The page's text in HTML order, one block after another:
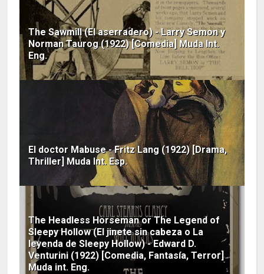
The Sawmill (El aserradero) - Larry Semon y
Norman Taurog (1922) [Comedia] Muda Int.
Eng.
El doctor Mabuse - Fritz Lang (1922) [Drama,
Thriller] Muda Int. Esp.
The Headless Horseman or The Legend of
Sleepy Hollow (El jinete sin cabeza o La
leyenda de Sleepy Hollow) - Edward D.
Venturini (1922) [Comedia, Fantasía, Terror]
Muda int. Eng.